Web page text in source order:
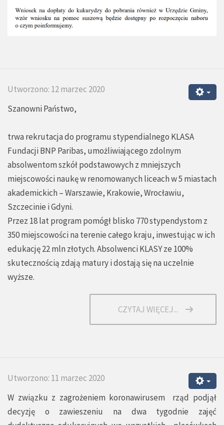
Utworzono: 12 marzec 2020
Szanowni Państwo,
trwa rekrutacja do programu stypendialnego KLASA
Fundacji BNP Paribas, umożliwiającego zdolnym
absolwentom szkół podstawowych z mniejszych
miejscowości naukę w renomowanych liceach w 5 miastach
akademickich – Warszawie, Krakowie, Wrocławiu,
Szczecinie i Gdyni.
Przez 18 lat program pomógł blisko 770 stypendystom z
350 miejscowości na terenie całego kraju, inwestując w ich
edukację 22 mln złotych. Absolwenci KLASY ze 100%
skutecznością zdają matury i dostają się na uczelnie
wyższe.
CZYTAJ WIĘCEJ...
Utworzono: 11 marzec 2020
W związku z zagrożeniem koronawirusem rząd podjął
decyzję o zawieszeniu na dwa tygodnie zajęć